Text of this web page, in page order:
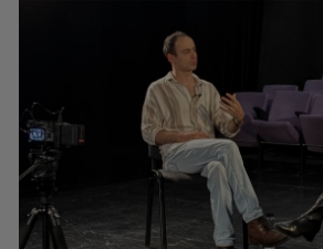
MIC DEJUN CU UN CAMPION
Telespectatorii au numit-o „ora în care vrem ...